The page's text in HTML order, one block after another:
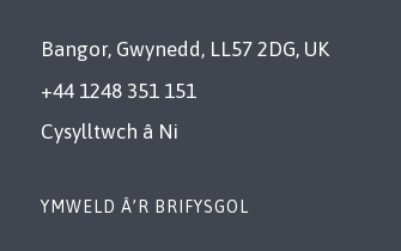
Bangor, Gwynedd, LL57 2DG, UK
+44 1248 351 151
Cysylltwch â Ni
YMWELD Â’R BRIFYSGOL